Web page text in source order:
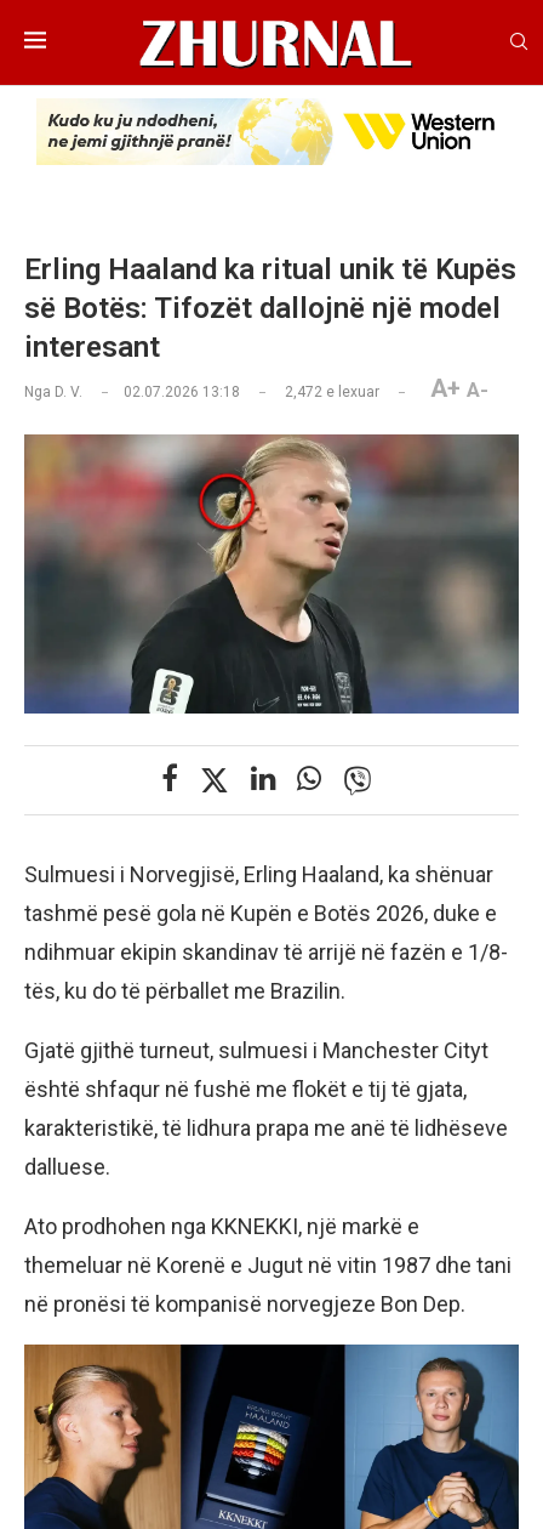
Erling Haaland ka ritual unik të Kupës
së Botës: Tifozët dallojnë një model
interesant
Nga D. V. 02.07.2026 13:18 2,472 e lexuar A+ A-
Sulmuesi i Norvegjisë, Erling Haaland, ka shënuar
tashmë pesë gola në Kupën e Botës 2026, duke e
ndihmuar ekipin skandinav të arrijë në fazën e 1/8-
tës, ku do të përballet me Brazilin.
Gjatë gjithë turneut, sulmuesi i Manchester Cityt
është shfaqur në fushë me flokët e tij të gjata,
karakteristikë, të lidhura prapa me anë të lidhëseve
dalluese.
Ato prodhohen nga KKNEKKI, një markë e
themeluar në Korenë e Jugut në vitin 1987 dhe tani
në pronësi të kompanisë norvegjeze Bon Dep.